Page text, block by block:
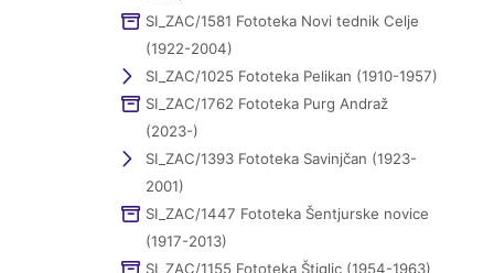
SI_ZAC/1581 Fototeka Novi tednik Celje
(1922-2004)
SI_ZAC/1025 Fototeka Pelikan (1910-1957)
SI_ZAC/1762 Fototeka Purg Andraž
(2023-)
SI_ZAC/1393 Fototeka Savinjčan (1923-
2001)
SI_ZAC/1447 Fototeka Šentjurske novice
(1917-2013)
SI_ZAC/1155 Fototeka Štiglic (1954-1963)